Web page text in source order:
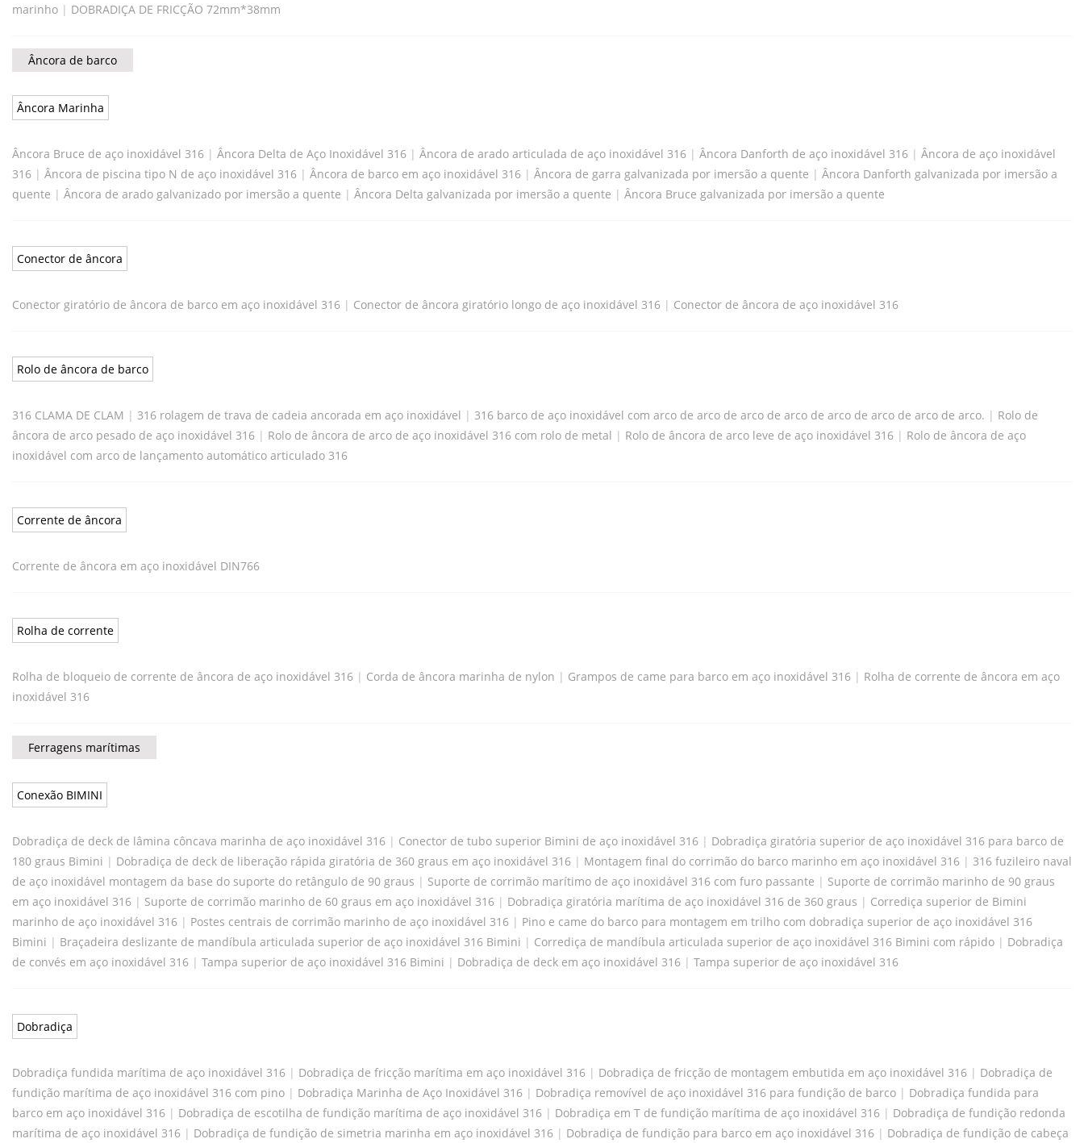
marinho | DOBRADIÇA DE FRICÇÃO 72mm*38mm
Âncora de barco
Âncora Marinha
Âncora Bruce de aço inoxidável 316 | Âncora Delta de Aço Inoxidável 316 | Âncora de arado articulada de aço inoxidável 316 | Âncora Danforth de aço inoxidável 316 | Âncora de aço inoxidável
316 | Âncora de piscina tipo N de aço inoxidável 316 | Âncora de barco em aço inoxidável 316 | Âncora de garra galvanizada por imersão a quente | Âncora Danforth galvanizada por imersão a
quente | Âncora de arado galvanizado por imersão a quente | Âncora Delta galvanizada por imersão a quente | Âncora Bruce galvanizada por imersão a quente
Conector de âncora
Conector giratório de âncora de barco em aço inoxidável 316 | Conector de âncora giratório longo de aço inoxidável 316 | Conector de âncora de aço inoxidável 316
Rolo de âncora de barco
316 CLAMA DE CLAM | 316 rolagem de trava de cadeia ancorada em aço inoxidável | 316 barco de aço inoxidável com arco de arco de arco de arco de arco de arco de arco de arco. | Rolo de
âncora de arco pesado de aço inoxidável 316 | Rolo de âncora de arco de aço inoxidável 316 com rolo de metal | Rolo de âncora de arco leve de aço inoxidável 316 | Rolo de âncora de aço
inoxidável com arco de lançamento automático articulado 316
Corrente de âncora
Corrente de âncora em aço inoxidável DIN766
Rolha de corrente
Rolha de bloqueio de corrente de âncora de aço inoxidável 316 | Corda de âncora marinha de nylon | Grampos de came para barco em aço inoxidável 316 | Rolha de corrente de âncora em aço
inoxidável 316
Ferragens marítimas
Conexão BIMINI
Dobradiça de deck de lâmina côncava marinha de aço inoxidável 316 | Conector de tubo superior Bimini de aço inoxidável 316 | Dobradiça giratória superior de aço inoxidável 316 para barco de
180 graus Bimini | Dobradiça de deck de liberação rápida giratória de 360 ​​graus em aço inoxidável 316 | Montagem final do corrimão do barco marinho em aço inoxidável 316 | 316 fuzileiro naval
de aço inoxidável montagem da base do suporte do retângulo de 90 graus | Suporte de corrimão marítimo de aço inoxidável 316 com furo passante | Suporte de corrimão marinho de 90 graus
em aço inoxidável 316 | Suporte de corrimão marinho de 60 graus em aço inoxidável 316 | Dobradiça giratória marítima de aço inoxidável 316 de 360 ​​graus | Corrediça superior de Bimini
marinho de aço inoxidável 316 | Postes centrais de corrimão marinho de aço inoxidável 316 | Pino e came do barco para montagem em trilho com dobradiça superior de aço inoxidável 316
Bimini | Braçadeira deslizante de mandíbula articulada superior de aço inoxidável 316 Bimini | Corrediça de mandíbula articulada superior de aço inoxidável 316 Bimini com rápido | Dobradiça
de convés em aço inoxidável 316 | Tampa superior de aço inoxidável 316 Bimini | Dobradiça de deck em aço inoxidável 316 | Tampa superior de aço inoxidável 316
Dobradiça
Dobradiça fundida marítima de aço inoxidável 316 | Dobradiça de fricção marítima em aço inoxidável 316 | Dobradiça de fricção de montagem embutida em aço inoxidável 316 | Dobradiça de
fundição marítima de aço inoxidável 316 com pino | Dobradiça Marinha de Aço Inoxidável 316 | Dobradiça removível de aço inoxidável 316 para fundição de barco | Dobradiça fundida para
barco em aço inoxidável 316 | Dobradiça de escotilha de fundição marítima de aço inoxidável 316 | Dobradiça em T de fundição marítima de aço inoxidável 316 | Dobradiça de fundição redonda
marítima de aço inoxidável 316 | Dobradiça de fundição de simetria marinha em aço inoxidável 316 | Dobradiça de fundição para barco em aço inoxidável 316 | Dobradiça de fundição de cabeça